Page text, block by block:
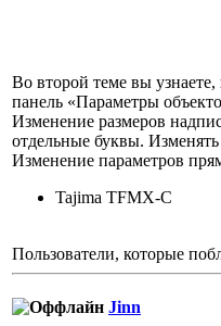
Во второй теме вы
панель «Параметры
Изменение размеров
отдельные буквы.
Изменение параметров
Tajima TFMX-C
Пользователи, которые
Jinn